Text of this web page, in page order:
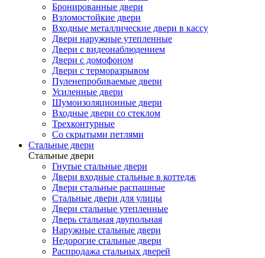
Бронированные двери
Взломостойкие двери
Входные металлические двери в кассу
Двери наружные утепленные
Двери с видеонаблюдением
Двери с домофоном
Двери с терморазрывом
Пуленепробиваемые двери
Усиленные двери
Шумоизоляционные двери
Входные двери со стеклом
Трехконтурные
Со скрытыми петлями
Стальные двери
Стальные двери
Гнутые стальные двери
Двери входные стальные в коттедж
Двери стальные распашные
Стальные двери для улицы
Двери стальные утепленные
Дверь стальная двупольная
Наружные стальные двери
Недорогие стальные двери
Распродажа стальных дверей